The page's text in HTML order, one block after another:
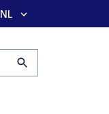
Taal selectie
NL